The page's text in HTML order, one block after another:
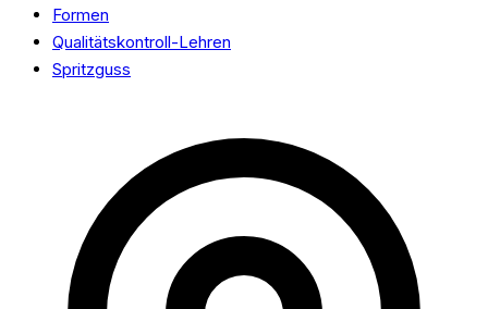
Formen
Qualitätskontroll-Lehren
Spritzguss